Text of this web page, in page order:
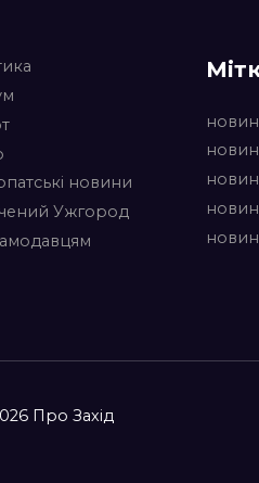
новини
Ужгород
Про Захід